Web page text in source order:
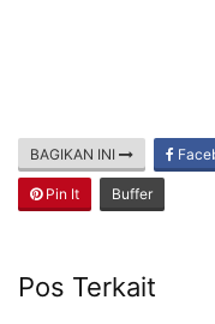
BAGIKAN INI
Pin It Buffer
Pos Terkait